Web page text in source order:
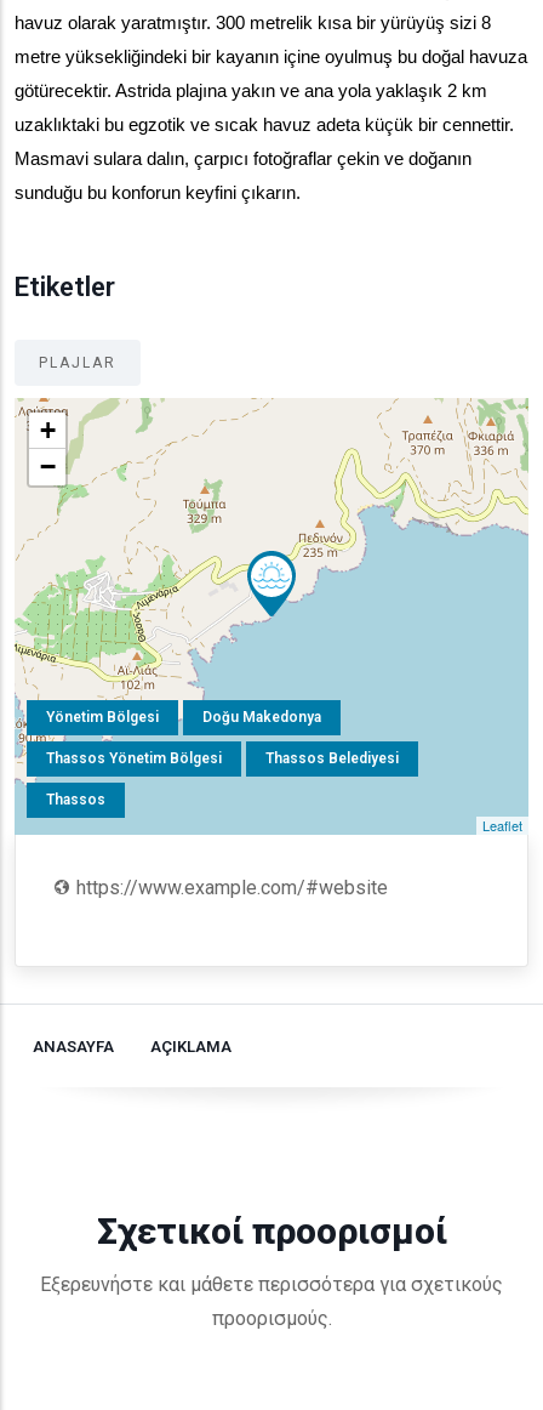
havuz olarak yaratmıştır. 300 metrelik kısa bir yürüyüş sizi 8
metre yüksekliğindeki bir kayanın içine oyulmuş bu doğal havuza
götürecektir. Astrida plajına yakın ve ana yola yaklaşık 2 km
uzaklıktaki bu egzotik ve sıcak havuz adeta küçük bir cennettir.
Masmavi sulara dalın, çarpıcı fotoğraflar çekin ve doğanın
sunduğu bu konforun keyfini çıkarın.
Etiketler
PLAJLAR
Yönetim Bölgesi Doğu Makedonya
Thassos Yönetim Bölgesi Thassos Belediyesi
Thassos
+
−
Leaflet
https://www.example.com/#website
ANASAYFA AÇIKLAMA
Σχετικοί προορισμοί
Εξερευνήστε και μάθετε περισσότερα για σχετικούς
προορισμούς.